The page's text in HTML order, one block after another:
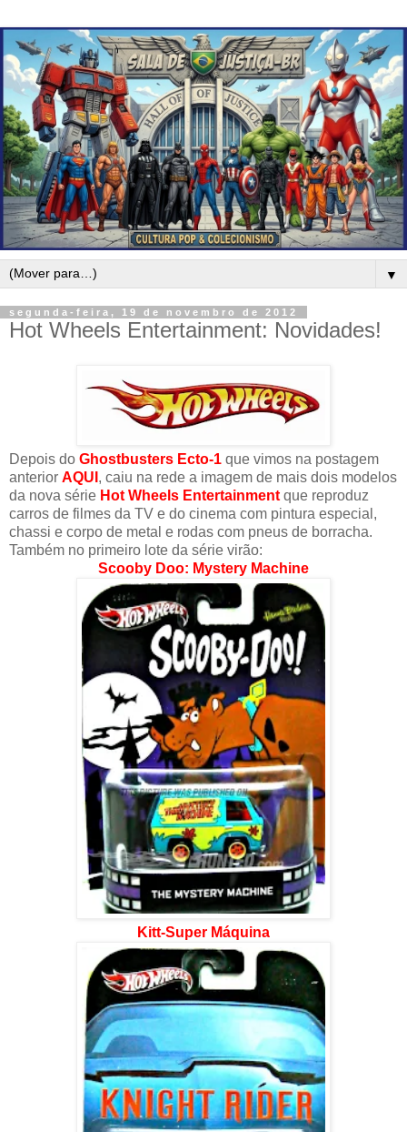
▼
segunda-feira, 19 de novembro de 2012
Hot Wheels Entertainment: Novidades!
Depois do Ghostbusters Ecto-1 que vimos na postagem
anterior AQUI , caiu na rede a imagem de mais dois modelos
da nova série Hot Wheels Entertainment que reproduz
carros de filmes da TV e do cinema com pintura especial,
chassi e corpo de metal e rodas com pneus de borracha.
Também no primeiro lote da série virão:
Scooby Doo: Mystery Machine
Kitt-Super Máquina